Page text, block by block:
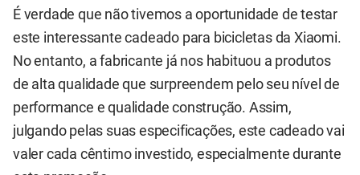
É verdade que não tivemos a oportunidade de testar
este interessante cadeado para bicicletas da Xiaomi.
No entanto, a fabricante já nos habituou a produtos
de alta qualidade que surpreendem pelo seu nível de
performance e qualidade construção. Assim,
julgando pelas suas especificações, este cadeado vai
valer cada cêntimo investido, especialmente durante